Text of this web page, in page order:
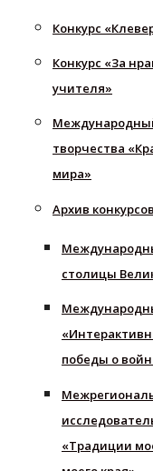
Конкурс
Конкурс «За
учителя»
творчества
мира»
Архив конкурсов
столицы
победы о
«Традиции